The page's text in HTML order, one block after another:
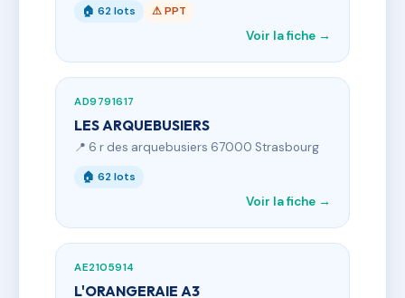
🏠 62 lots ⚠ PPT
Voir la fiche →
AD9791617
LES ARQUEBUSIERS
📍 6 r des arquebusiers 67000 Strasbourg
🏠 62 lots
Voir la fiche →
AE2105914
L'ORANGERAIE A3